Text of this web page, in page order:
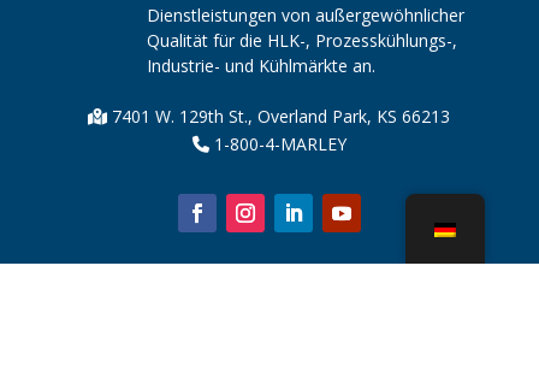
Dienstleistungen von außergewöhnlicher
Qualität für die HLK-, Prozesskühlungs-,
Industrie- und Kühlmärkte an.
7401 W. 129th St., Overland Park, KS 66213
1-800-4-MARLEY